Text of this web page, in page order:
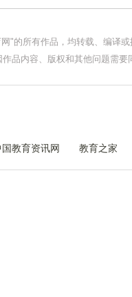
"的所有作品，均转载、编译
品内容、版权和其他问题需
国教育资讯网 教育之家